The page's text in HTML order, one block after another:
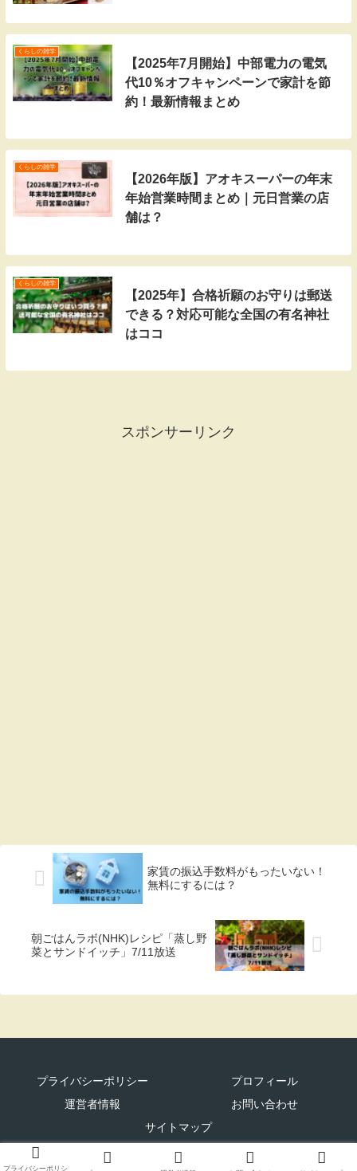
くらしの雑学
【2025年7月開始】中部電力の電気
代10％オフキャンペーンで家計を節
約！最新情報まとめ
くらしの雑学
【2026年版】アオキスーパーの年末
年始営業時間まとめ｜元日営業の店
舗は？
くらしの雑学
【2025年】合格祈願のお守りは郵送
できる？対応可能な全国の有名神社
はココ
スポンサーリンク
家賃の振込手数料がもったいない！
無料にするには？
朝ごはんラボ(NHK)レシピ「蒸し野
菜とサンドイッチ」7/11放送
プライバシーポリシー
プロフィール
運営者情報
お問い合わせ
サイトマップ
© 2019 かていプラス.
プライバシーポリシ